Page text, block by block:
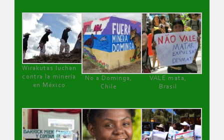
Wirakutas luchan
contra la minería
en México
No a Dominga,
Chile
VALE mata,
Brasil